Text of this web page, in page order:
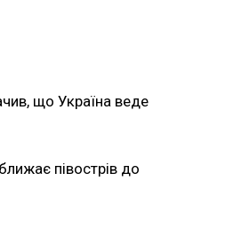
що Україна веде
півострів до